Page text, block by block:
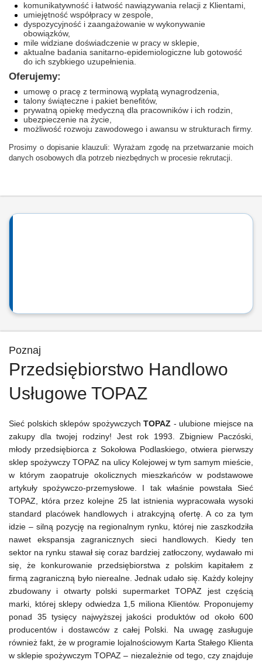
komunikatywność i łatwość nawiązywania relacji z Klientami,
umiejętność współpracy w zespole,
dyspozycyjność i zaangażowanie w wykonywanie
obowiązków,
mile widziane doświadczenie w pracy w sklepie,
aktualne badania sanitarno-epidemiologiczne lub gotowość
do ich szybkiego uzupełnienia.
Oferujemy:
umowę o pracę z terminową wypłatą wynagrodzenia,
talony świąteczne i pakiet benefitów,
prywatną opiekę medyczną dla pracowników i ich rodzin,
ubezpieczenie na życie,
możliwość rozwoju zawodowego i awansu w strukturach firmy.
Prosimy o dopisanie klauzuli: Wyrażam zgodę na przetwarzanie moich
danych osobowych dla potrzeb niezbędnych w procesie rekrutacji.
Poznaj
Przedsiębiorstwo Handlowo
Usługowe TOPAZ
Sieć polskich sklepów spożywczych TOPAZ - ulubione miejsce na
zakupy dla twojej rodziny! Jest rok 1993. Zbigniew Paczóski,
młody przedsiębiorca z Sokołowa Podlaskiego, otwiera pierwszy
sklep spożywczy TOPAZ na ulicy Kolejowej w tym samym mieście,
w którym zaopatruje okolicznych mieszkańców w podstawowe
artykuły spożywczo-przemysłowe. I tak właśnie powstała Sieć
TOPAZ, która przez kolejne 25 lat istnienia wypracowała wysoki
standard placówek handlowych i atrakcyjną ofertę. A co za tym
idzie – silną pozycję na regionalnym rynku, której nie zaszkodziła
nawet ekspansja zagranicznych sieci handlowych. Kiedy ten
sektor na rynku stawał się coraz bardziej zatłoczony, wydawało mi
się, że konkurowanie przedsiębiorstwa z polskim kapitałem z
firmą zagraniczną było nierealne. Jednak udało się. Każdy kolejny
zbudowany i otwarty polski supermarket TOPAZ jest częścią
marki, której sklepy odwiedza 1,5 miliona Klientów. Proponujemy
ponad 35 tysięcy najwyższej jakości produktów od około 600
producentów i dostawców z całej Polski. Na uwagę zasługuje
również fakt, że w programie lojalnościowym Karta Stałego Klienta
w sklepie spożywczym TOPAZ – niezależnie od tego, czy znajduje